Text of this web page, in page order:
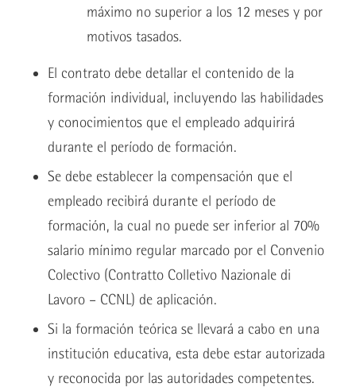
máximo no superior a los 12 meses y por
motivos tasados.
El contrato debe detallar el contenido de la
formación individual, incluyendo las habilidades
y conocimientos que el empleado adquirirá
durante el período de formación.
Se debe establecer la compensación que el
empleado recibirá durante el período de
formación, la cual no puede ser inferior al 70%
salario mínimo regular marcado por el Convenio
Colectivo (Contratto Colletivo Nazionale di
Lavoro – CCNL) de aplicación.
Si la formación teórica se llevará a cabo en una
institución educativa, esta debe estar autorizada
y reconocida por las autoridades competentes.